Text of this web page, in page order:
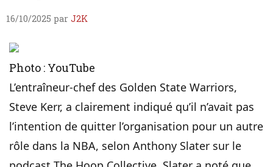
16/10/2025 par J2K
Photo : YouTube
L’entraîneur-chef des Golden State Warriors,
Steve Kerr, a clairement indiqué qu’il n’avait pas
l’intention de quitter l’organisation pour un autre
rôle dans la NBA, selon Anthony Slater sur le